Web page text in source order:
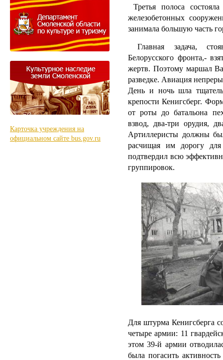
Третья полоса
железобетонных
занимала большую часть
Главная задача,
Белорусского фронта,-
жертв. Поэтому маршал
разведке. Авиация
День и ночь шла
крепости Кенигсберг.
от роты до батальона
взвод, два-три орудия,
Артиллеристы должны
расчищая им дорогу для
подтвердил всю
группировок.
Для штурма Кенигсберга
четыре армии: 11
этом 39-й армии
была погасить
Карточка учреждения на
официальном сайте bus.gov.ru